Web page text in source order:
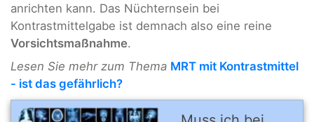
anrichten kann. Das Nüchternsein bei
Kontrastmittelgabe ist demnach also eine reine
Vorsichtsmaßnahme.
Lesen Sie mehr zum Thema MRT mit Kontrastmittel
- ist das gefährlich?